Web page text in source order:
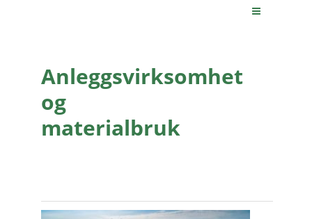
Anleggsvirksomhet
og
materialbruk